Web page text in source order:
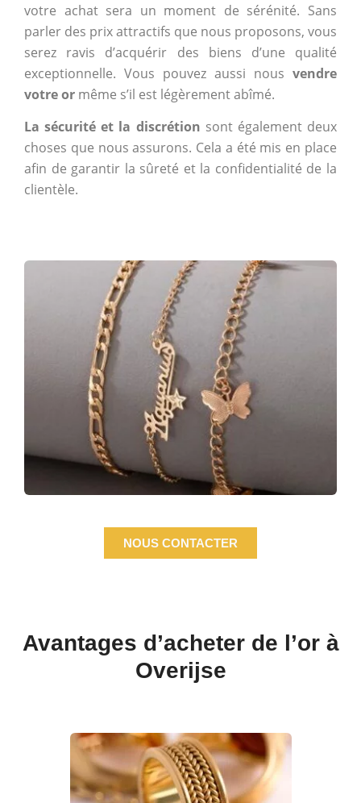
votre achat sera un moment de sérénité. Sans
parler des prix attractifs que nous proposons, vous
serez ravis d’acquérir des biens d’une qualité
exceptionnelle. Vous pouvez aussi nous vendre
votre or même s’il est légèrement abîmé.
La sécurité et la discrétion sont également deux
choses que nous assurons. Cela a été mis en place
afin de garantir la sûreté et la confidentialité de la
clientèle.
NOUS CONTACTER
Avantages d’acheter de l’or à
Overijse